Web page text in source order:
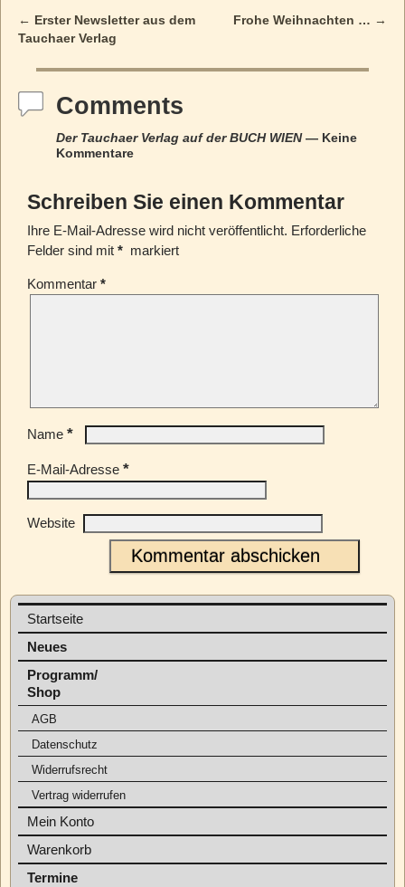
Post navigation
← Erster Newsletter aus dem
Tauchaer Verlag
Frohe Weihnachten … →
Comments
Der Tauchaer Verlag auf der BUCH WIEN— Keine
Kommentare
Schreiben Sie einen Kommentar
Ihre E-Mail-Adresse wird nicht veröffentlicht. Erforderliche
Felder sind mit * markiert
Kommentar *
Name *
E-Mail-Adresse *
Website
Startseite
Neues
Programm/
Shop
AGB
Datenschutz
Widerrufsrecht
Vertrag widerrufen
Mein Konto
Warenkorb
Termine